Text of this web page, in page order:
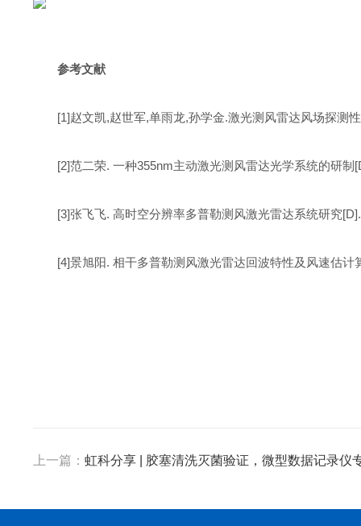
参考文献
[1]赵文凯,赵世军,单雨龙,孙学金.激光测风雷达风场探测
[2]范二荣. 一种355nm主动激光测风雷达光学系统的研制
[3]张飞飞. 高时空分辨率多普勒测风激光雷达系统研究
[4]景旭阳. 相干多普勒测风激光雷达回波特性及风速估计
上一篇： 虹科分享 | 胶塞清洗灭菌验证，微型数据记录仪